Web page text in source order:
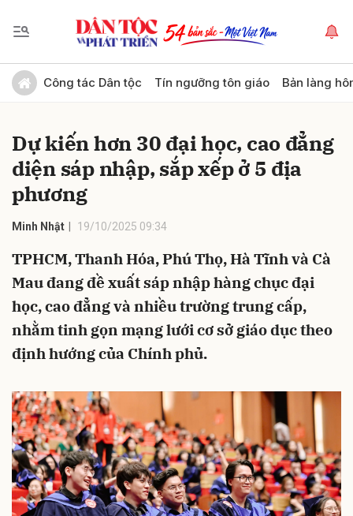
Công tác Dân tộc Tín ngưỡng tôn giáo Bản làng
Dự kiến hơn 30 đại học, cao đẳng
diện sáp nhập, sắp xếp ở 5 địa
phương
Minh Nhật 19/10/2025 09:34
TPHCM, Thanh Hóa, Phú Thọ, Hà Tĩnh và Cà
Mau đang đề xuất sáp nhập hàng chục đại
học, cao đẳng và nhiều trường trung cấp,
nhằm tinh gọn mạng lưới cơ sở giáo dục theo
định hướng của Chính phủ.
Gửi bình luận